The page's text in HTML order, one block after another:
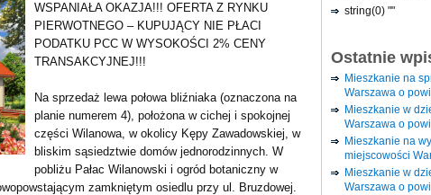
WSPANIAŁA OKAZJA!!! OFERTA Z RYNKU
PIERWOTNEGO – KUPUJĄCY NIE PŁACI
PODATKU PCC W WYSOKOŚCI 2% CENY
TRANSAKCYJNEJ!!!
Na sprzedaż lewa połowa bliźniaka (oznaczona na
planie numerem 4), położona w cichej i spokojnej
części Wilanowa, w okolicy Kępy Zawadowskiej, w
bliskim sąsiedztwie domów jednorodzinnych. W
pobliżu Pałac Wilanowski i ogród botaniczny w
zamkniętym osiedlu przy ul. Bruzdowej.
string(0) ""
Ostatnie
Mieszkanie na
Warszawa o
Mieszkanie w
Warszawa o
Mieszkanie na
miejscowości
Mieszkanie w
Warszawa o